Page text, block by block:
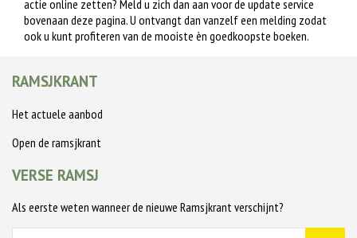
actie online zetten? Meld u zich dan aan voor de update service
bovenaan deze pagina. U ontvangt dan vanzelf een melding zodat
ook u kunt profiteren van de mooiste èn goedkoopste boeken.
RAMSJKRANT
Het actuele aanbod
Open de ramsjkrant
VERSE RAMSJ
Als eerste weten wanneer de nieuwe Ramsjkrant verschijnt?